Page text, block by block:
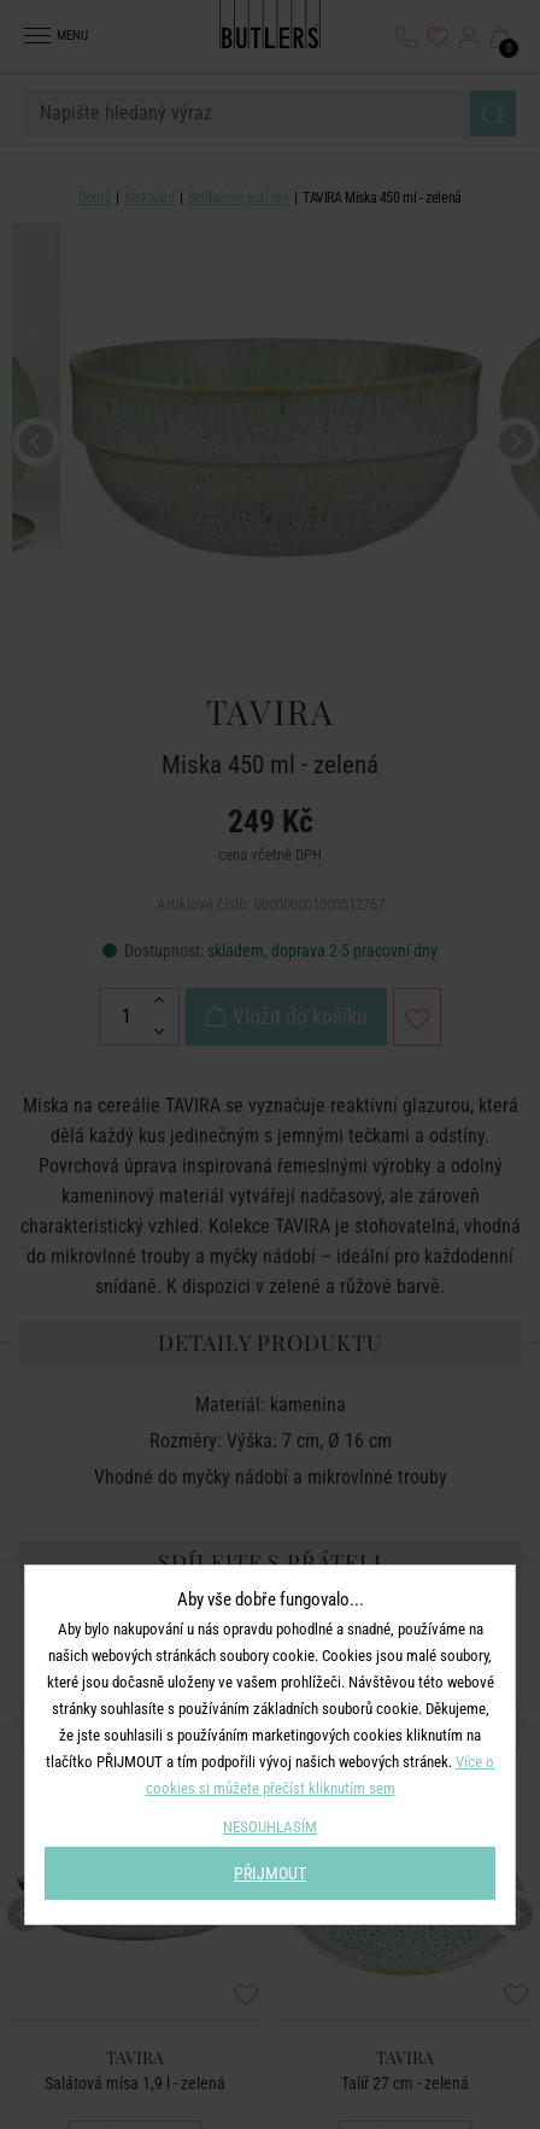
MENU
0
Domů Stolování Snídaňové potřeby TAVIRA Miska 450 ml - zelená
TAVIRA
Miska 450 ml - zelená
249 Kč
cena včetně DPH
Dostupnost: skladem, doprava 2-5 pracovní dny
Vložit do košíku
Miska na cereálie TAVIRA se vyznačuje reaktivní glazurou, která
dělá každý kus jedinečným s jemnými tečkami a odstíny.
Povrchová úprava inspirovaná řemeslnými výrobky a odolný
kameninový materiál vytvářejí nadčasový, ale zároveň
charakteristický vzhled. Kolekce TAVIRA je stohovatelná, vhodná
do mikrovlnné trouby a myčky nádobí – ideální pro každodenní
snídaně. K dispozici v zelené a růžové barvě.
DETAILY PRODUKTU
Materiál: kamenina
Rozměry: Výška: 7 cm, Ø 16 cm
Vhodné do myčky nádobí a mikrovlnné trouby
SDÍLEJTE S PŘÁTELI
DALŠÍ PRODUKTY ZE SÉRIE
TAVIRA
Salátová mísa 1,9 l - zelená
TAVIRA
Talíř 27 cm - zelená
Aby vše dobře fungovalo...
Aby bylo nakupování u nás opravdu pohodlné a snadné, používáme na
našich webových stránkách soubory cookie. Cookies jsou malé soubory,
které jsou dočasně uloženy ve vašem prohlížeči. Návštěvou této webové
stránky souhlasíte s používáním základních souborů cookie. Děkujeme,
že jste souhlasili s používáním marketingových cookies kliknutím na
tlačítko PŘIJMOUT a tím podpořili vývoj našich webových stránek. Více o
cookies si můžete přečíst kliknutím sem
NESOUHLASÍM
PŘIJMOUT